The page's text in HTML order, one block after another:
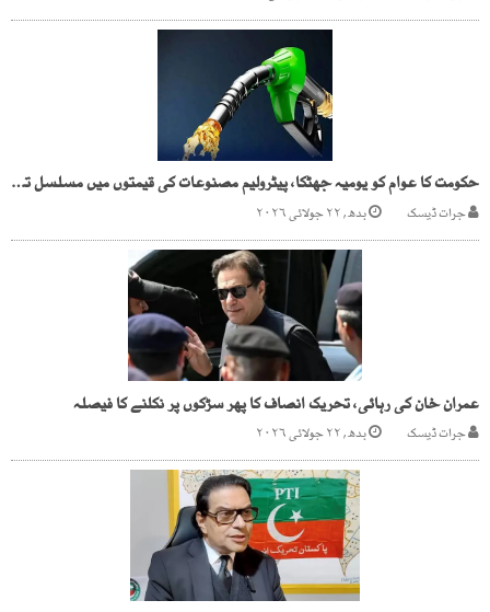
حکومت کا عوام کو یومیہ جھٹکا، پیٹرولیم مصنوعات کی قیمتوں میں مسلسل تیسرے روز بڑا اضافہ
جرات ڈیسک بدھ, ۲۲ جولائی ۲۰۲۶
عمران خان کی رہائی، تحریک انصاف کا پھر سڑکوں پر نکلنے کا فیصلہ
جرات ڈیسک بدھ, ۲۲ جولائی ۲۰۲۶